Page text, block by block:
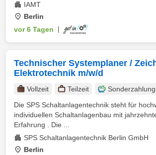
IAMT
Berlin
vor 6 Tagen
Technischer Systemplaner /
Elektrotechnik m/w/d
Vollzeit Teilzeit
Sonderzahlung
Die SPS Schaltanlagentechnik steht für
individuellen Schaltanlagenbau mit
Erfahrung . Die ...
SPS Schaltanlagentechnik Berlin GmbH
Berlin